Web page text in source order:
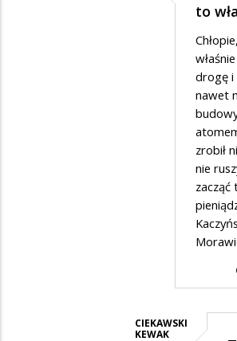
to
drogę i
nawet
zrobił
nie
zacząć
CIEKAWSKI
KEWAK